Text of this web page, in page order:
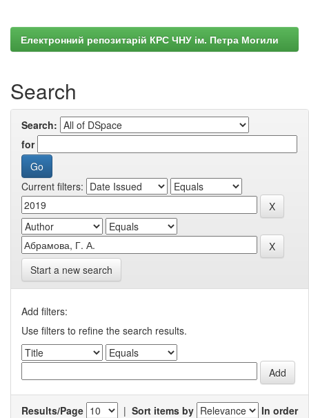
Електронний репозитарій КРС ЧНУ ім. Петра Могили
Search
Search:
for
Current filters:
Start a new search
Add filters:
Use filters to refine the search results.
Results/Page | Sort items by
In order